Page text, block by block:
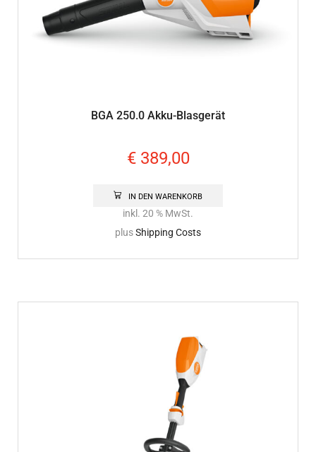
BGA 250.0 Akku-Blasgerät
€389,00
IN DEN WARENKORB
inkl. 20 % MwSt.
plusShipping Costs